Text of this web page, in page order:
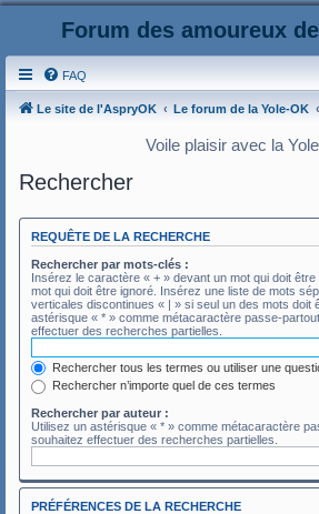
Forum des amoureux
FAQ
Le site de l'AspryOK Le forum de la Yole-OK
Voile plaisir avec la
Rechercher
REQUÊTE DE LA RECHERCHE
Rechercher par mots-clés :
Insérez le caractère « + » devant un mot qui doit
mot qui doit être ignoré. Insérez une liste de mots
verticales discontinues « | » si seul un des mots doit
astérisque « * » comme métacaractère passe-
effectuer des recherches partielles.
Rechercher tous les termes ou utiliser une
Rechercher n’importe quel de ces termes
Rechercher par auteur :
Utilisez un astérisque « * » comme métacaractère
souhaitez effectuer des recherches partielles.
PRÉFÉRENCES DE LA RECHERCHE